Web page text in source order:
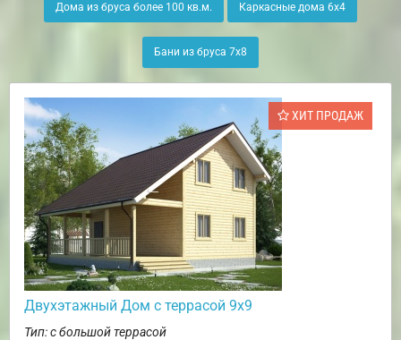
Дома из бруса более 100 кв.м. Каркасные дома 6х4
Бани из бруса 7х8
ХИТ ПРОДАЖ
Двухэтажный Дом с террасой 9х9
Тип: с большой террасой